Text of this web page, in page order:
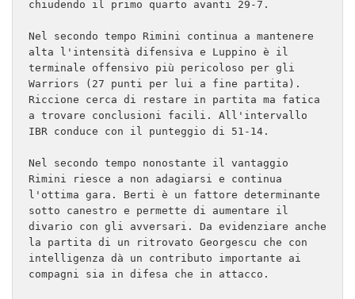
chiudendo il primo quarto avanti 29-7.
Nel secondo tempo Rimini continua a mantenere
alta l'intensità difensiva e Luppino è il
terminale offensivo più pericoloso per gli
Warriors (27 punti per lui a fine partita).
Riccione cerca di restare in partita ma fatica
a trovare conclusioni facili. All'intervallo
IBR conduce con il punteggio di 51-14.
Nel secondo tempo nonostante il vantaggio
Rimini riesce a non adagiarsi e continua
l'ottima gara. Berti è un fattore determinante
sotto canestro e permette di aumentare il
divario con gli avversari. Da evidenziare anche
la partita di un ritrovato Georgescu che con
intelligenza dà un contributo importante ai
compagni sia in difesa che in attacco.